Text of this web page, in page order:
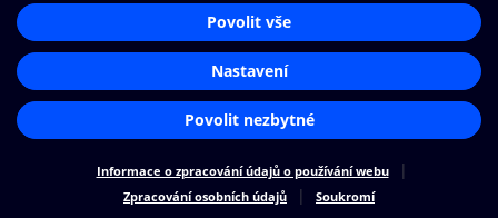
Cookies
Nastavení cookies
Aplikace O2 Knihovna
Čti a poslouchej své e-knihy a
audioknihy rychleji a pohodlněji.